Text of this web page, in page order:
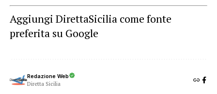
Aggiungi DirettaSicilia come fonte
preferita su Google
Redazione Web
Diretta Sicilia